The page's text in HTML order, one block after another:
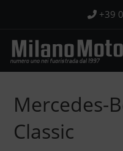
contenuto
+39
Mercedes-
Classic